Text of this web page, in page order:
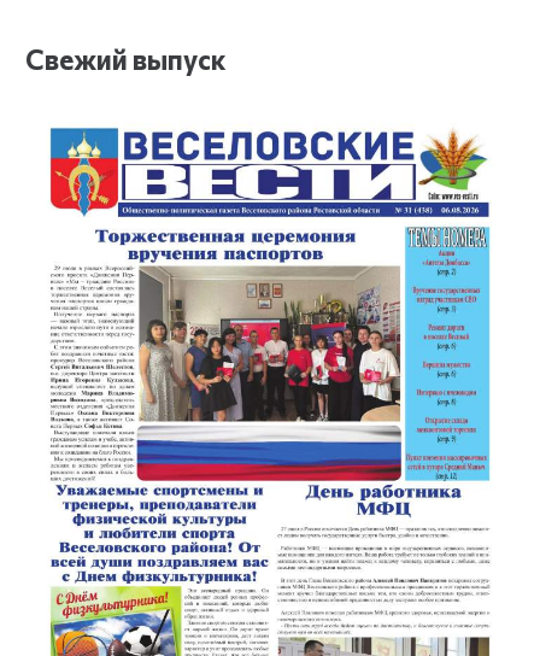
Свежий выпуск